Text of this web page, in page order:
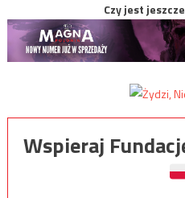
Czy jest
Wspieraj